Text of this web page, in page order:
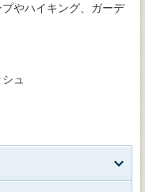
やハイキング、ガーデ
ュ